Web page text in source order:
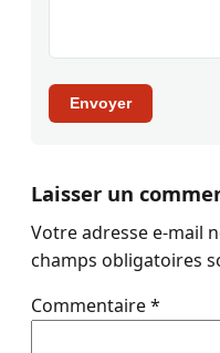
Envoyer
Laisser un
Votre adresse e-mail
champs obligatoires
Commentaire*